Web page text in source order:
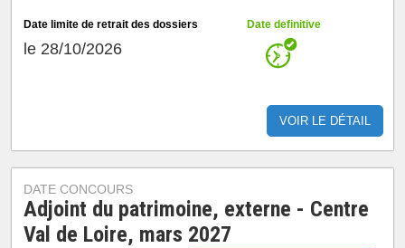
Date limite de retrait des dossiers
le 28/10/2026
Date definitive
VOIR LE DÉTAIL
DATE CONCOURS
Adjoint du patrimoine, externe - Centre
Val de Loire, mars 2027